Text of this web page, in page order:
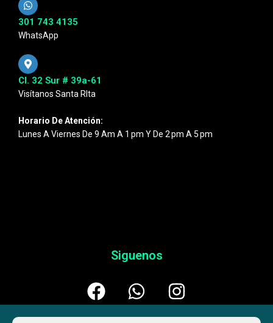
301 743 4135
WhatsApp
Cl. 32 Sur # 39a-61
Visítanos Santa RIta
Horario De Atención:
Lunes A Viernes De 9 Am A 1 Pm Y De 2 Pm A 5 Pm
Siguenos